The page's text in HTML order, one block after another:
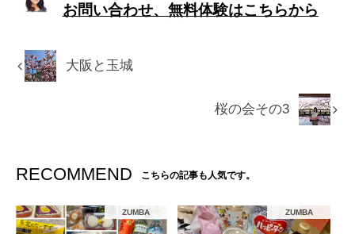
お問い合わせ、無料体験はこちらから
大阪と玉城
桜の会その3
RECOMMEND こちらの記事も人気です。
ZUMBA ZUMBA